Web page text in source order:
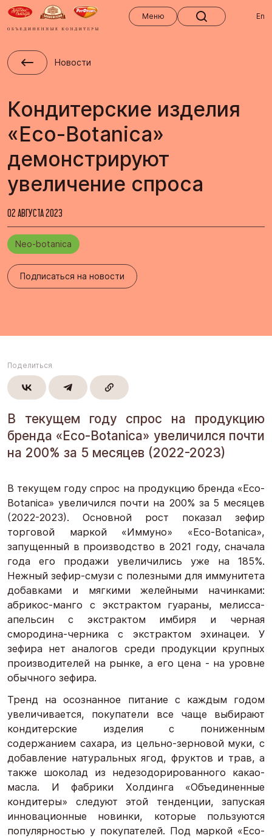
Меню
En
Новости
Кондитерские изделия
«Eco-Botanica»
демонстрируют
увеличение спроса
02 АВГУСТА 2023
Neo-botanica
Подписаться на новости
Поделиться
В текущем году спрос на продукцию
бренда «Eco-Botanica» увеличился почти
на 200% за 5 месяцев (2022-2023)
В текущем году спрос на продукцию бренда «Eco-
Botanica» увеличился почти на 200% за 5 месяцев
(2022-2023). Основной рост показал зефир
торговой маркой «Иммуно» «Eco-Botanica»,
запущенный в производство в 2021 году, сначала
года его продажи увеличились уже на 185%.
Нежный зефир-смузи с полезными для иммунитета
добавками и мягкими желейными начинками:
абрикос-манго с экстрактом гуараны, мелисса-
апельсин с экстрактом имбиря и черная
смородина-черника с экстрактом эхинацеи. У
зефира нет аналогов среди продукции крупных
производителей на рынке, а его цена - на уровне
обычного зефира.
Тренд на осознанное питание с каждым годом
увеличивается, покупатели все чаще выбирают
кондитерские изделия с пониженным
содержанием сахара, из цельно-зерновой муки, с
добавление натуральных ягод, фруктов и трав, а
также шоколад из недезодорированного какао-
масла. И фабрики Холдинга «Объединенные
кондитеры» следуют этой тенденции, запуская
инновационные новинки, которые пользуются
популярностью у покупателей. Под маркой «Eco-